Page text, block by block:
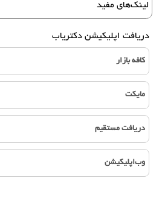
لینک‌های مفید
دریافت اپلیکیشن دکتریاب
کافه بازار
مایکت
دریافت مستقیم
وب‌اپلیکیشن